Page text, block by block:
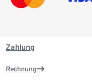
Zahlung
Rechnung